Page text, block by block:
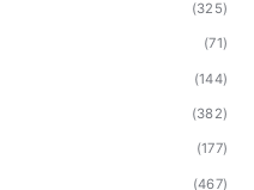
(325)
(71)
(144)
(382)
(177)
(467)